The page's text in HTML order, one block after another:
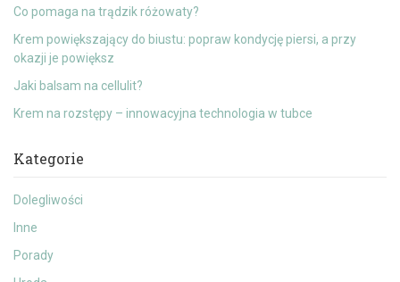
Co pomaga na trądzik różowaty?
Krem powiększający do biustu: popraw kondycję piersi, a przy
okazji je powiększ
Jaki balsam na cellulit?
Krem na rozstępy – innowacyjna technologia w tubce
Kategorie
Dolegliwości
Inne
Porady